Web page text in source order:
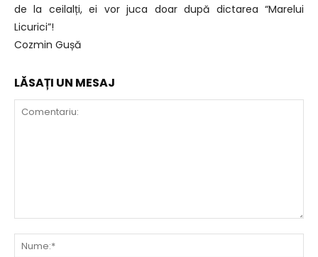
de la ceilalți, ei vor juca doar după dictarea “Marelui
Licurici”!
Cozmin Gușă
LĂSAȚI UN MESAJ